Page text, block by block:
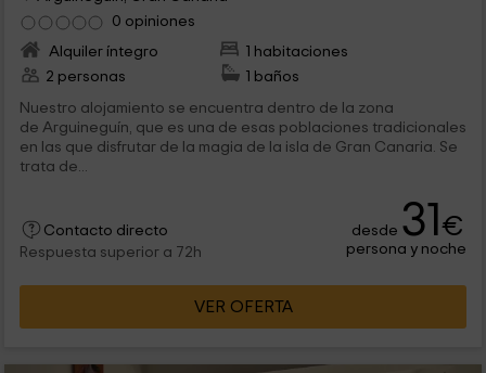
0 opiniones
Alquiler íntegro
1 habitaciones
2 personas
1 baños
Nuestro alojamiento se encuentra dentro de la zona
de Arguineguín, que es una de esas poblaciones tradicionales
en las que disfrutar de la magia de la isla de Gran Canaria. Se
trata de...
Contacto directo
Respuesta superior a 72h
desde 31€
persona y noche
VER OFERTA